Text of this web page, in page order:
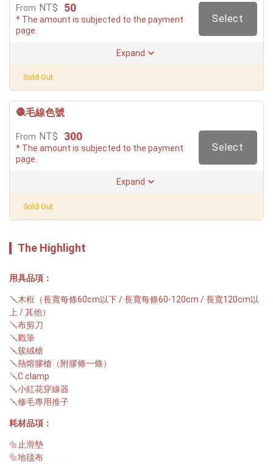
From NT$ 50
* The amount is subjected to the payment
page.
Select
Expand
Sold Out
🧶毛線色號
From NT$ 300
* The amount is subjected to the payment
page.
Select
Expand
Sold Out
The Highlight
用具品項：
🪛木框（長寬每條60cm以下 / 長寬每條60-120cm / 長寬120cm以
上 / 其他）
🪛布剪刀
🪛戳筆
🪛簇絨槍
🪛熱熔膠槍（附膠條一條）
🪛C clamp
🪛小紅花穿線器
🪛修毛專用推子
耗材品項：
🔩止滑墊
🔩地毯布